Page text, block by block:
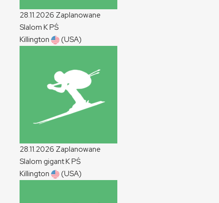
28.11.2026 Zaplanowane
Slalom KPŚ
Killington
(USA)
28.11.2026 Zaplanowane
Slalom gigantKPŚ
Killington
(USA)